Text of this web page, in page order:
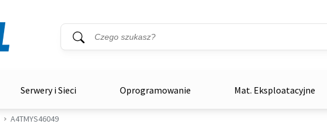
Wyszukiwarka
Słowo kluczowe
Serwery i Sieci Oprogramowanie Mat. Eksploatacyjne
A4TMYS46049